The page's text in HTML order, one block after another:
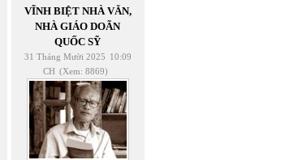
VĨNH BIỆT NHÀ VĂN,
NHÀ GIÁO DOÃN
QUỐC SỸ
31 Tháng Mười 2025 10:09
CH (Xem: 8869)